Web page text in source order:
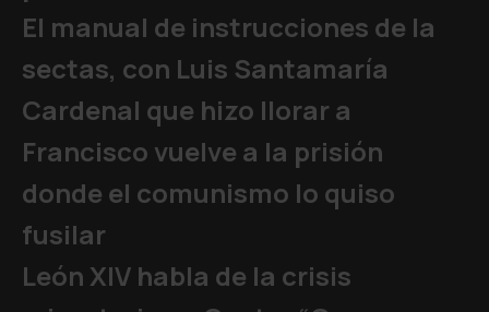
El manual de instrucciones de la
sectas, con Luis Santamaría
Cardenal que hizo llorar a
Francisco vuelve a la prisión
donde el comunismo lo quiso
fusilar
León XIV habla de la crisis